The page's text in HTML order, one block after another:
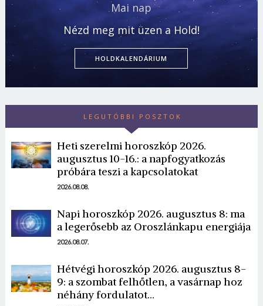
Mai nap
Nézd meg mit üzen a Hold!
HOLDKALENDÁRIUM
LEGUTÓBBI POSZTOK
Heti szerelmi horoszkóp 2026.
augusztus 10-16.: a napfogyatkozás
próbára teszi a kapcsolatokat
2026.08.08.
Napi horoszkóp 2026. augusztus 8: ma
a legerősebb az Oroszlánkapu energiája
2026.08.07.
Hétvégi horoszkóp 2026. augusztus 8-
9: a szombat felhőtlen, a vasárnap hoz
néhány fordulatot…
Borsonline bejelentkezés
E-mail cím vagy felhasználónév
Jelszó